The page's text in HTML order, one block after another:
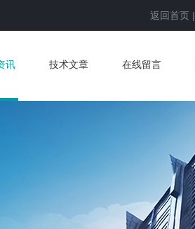
返回首页 |
讯 技术文章 在线留言